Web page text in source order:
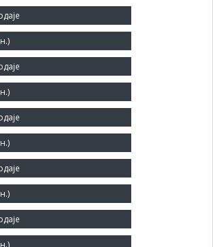
и нестамбених зграда